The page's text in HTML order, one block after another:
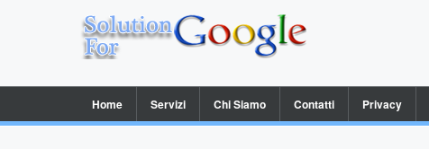
Home Servizi Chi Siamo Contatti Privacy